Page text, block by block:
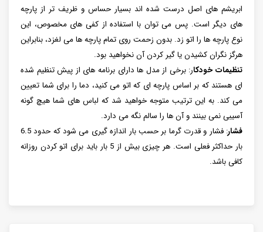
ابریشم های اصل درست شده اند بسیار حساس و ظریف تر از پارچه
های دیگر است. پس می توان با استفاده از کفی های مخصوص، این
نوع پارچه ها را اتو زد. بدون زحمت روی تمام پارچه ها می لغزد، بنابراین
هرگز نگران کشیدن یا گیر کردن آن نخواهید بود.
تنظیمات خودکار: برخی از مدل ها دارای برنامه های از پیش تنظیم شده
ای هستند که بر اساس پارچه ای که اتو می کنید، دما را برای شما تعیین
می کند. به این ترتیب متوجه خواهید شد که لباس های شما هیچ گونه
آسیبی نمی بینند و آن ها را سالم نگه می دارد.
فشار
: فشار و قدرت گرما بر حسب بار اندازه گیری می شود که حدود 6.5
بار حداکثر فعلی است. هر چیزی بیش از 5 بار باید برای اتو کردن روزانه
کافی باشد.